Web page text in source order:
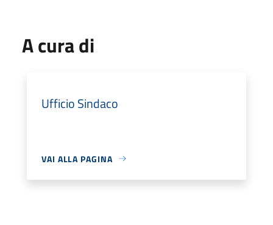
A cura di
Ufficio Sindaco
VAI ALLA PAGINA